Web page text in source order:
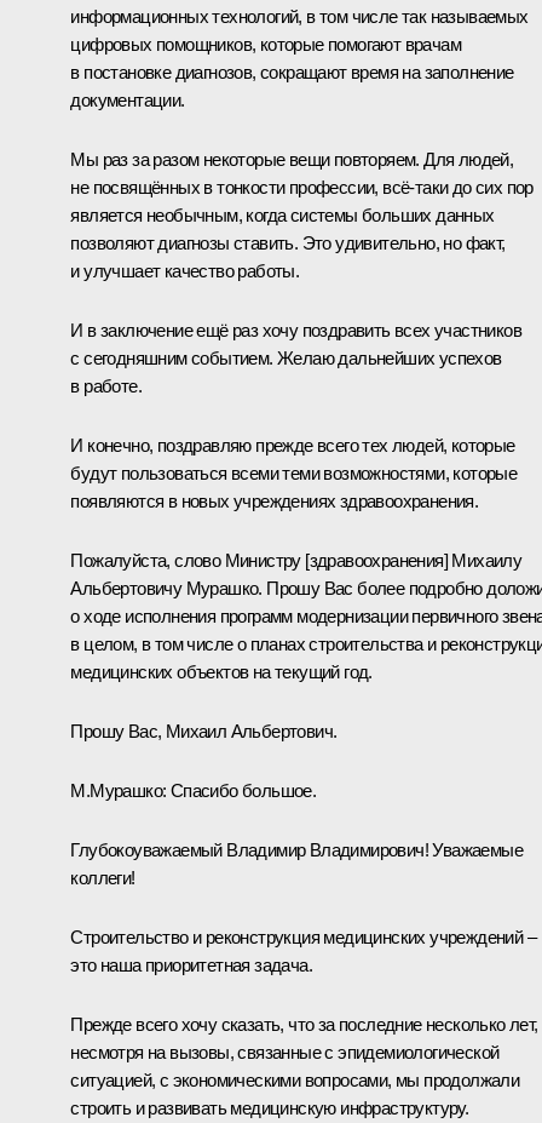
информационных технологий, в том числе так называемых
цифровых помощников, которые помогают врачам
в постановке диагнозов, сокращают время на заполнение
документации.
Мы раз за разом некоторые вещи повторяем. Для людей,
не посвящённых в тонкости профессии, всё-таки до сих пор
является необычным, когда системы больших данных
позволяют диагнозы ставить. Это удивительно, но факт,
и улучшает качество работы.
И в заключение ещё раз хочу поздравить всех участников
с сегодняшним событием. Желаю дальнейших успехов
в работе.
И конечно, поздравляю прежде всего тех людей, которые
будут пользоваться всеми теми возможностями, которые
появляются в новых учреждениях здравоохранения.
Пожалуйста, слово Министру [здравоохранения] Михаилу
Альбертовичу Мурашко. Прошу Вас более подробно
о ходе исполнения программ модернизации первичного
в целом, в том числе о планах строительства и
медицинских объектов на текущий год.
Прошу Вас, Михаил Альбертович.
М.Мурашко: Спасибо большое.
Глубокоуважаемый Владимир Владимирович! Уважаемые
коллеги!
Строительство и реконструкция медицинских учреждений –
это наша приоритетная задача.
Прежде всего хочу сказать, что за последние несколько лет,
несмотря на вызовы, связанные с эпидемиологической
ситуацией, с экономическими вопросами, мы продолжали
строить и развивать медицинскую инфраструктуру.